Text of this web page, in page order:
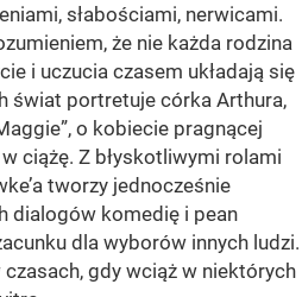
słabościami, nerwicami.
że nie każda rodzina
i uczucia czasem układają się
świat portretuje córka Arthura,
o kobiecie pragnącej
ciążę. Z błyskotliwymi rolami
tworzy jednocześnie
dialogów komedię i pean
dla wyborów innych ludzi.
czasach, gdy wciąż w niektórych